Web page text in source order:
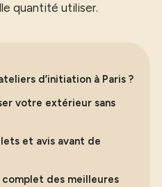
quantité utiliser.
d’initiation à Paris ?
votre extérieur sans
et avis avant de
complet des meilleures